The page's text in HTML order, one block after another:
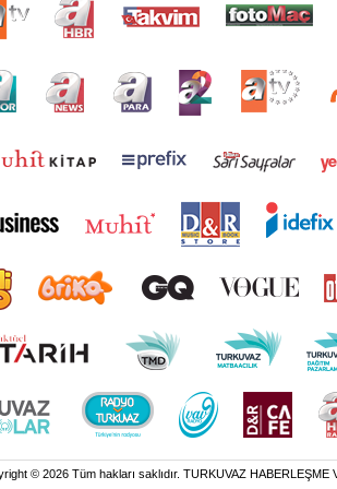
© 2026 Tüm hakları saklıdır. TURKUVAZ HABERLEŞME